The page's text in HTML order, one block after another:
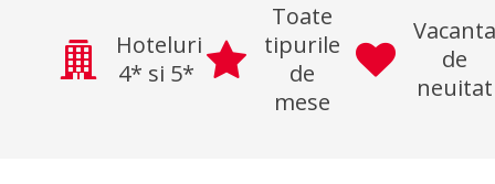
Hoteluri
4* si 5*
Toate
tipurile
de
mese
Vacanta
de
neuitat